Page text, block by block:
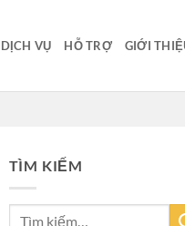
DỊCH VỤ HỖ TRỢ GIỚI
TÌM KIẾM